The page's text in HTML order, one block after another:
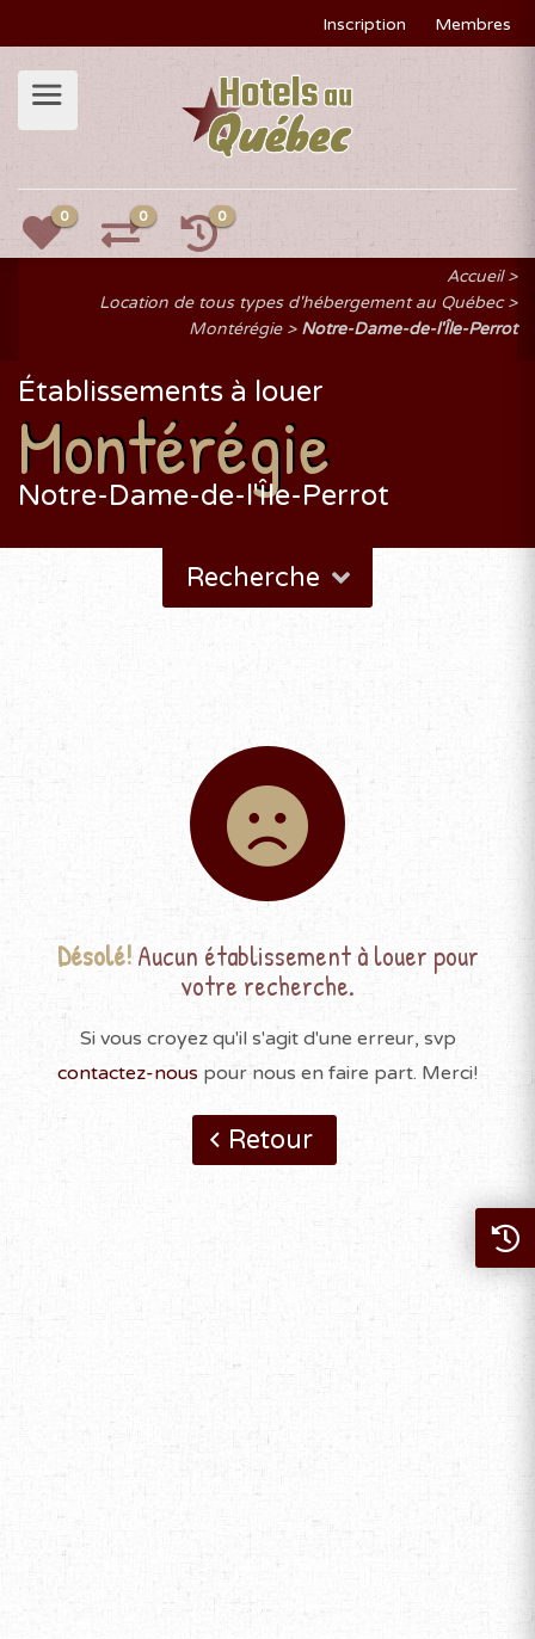
Inscription Membres
0 0 0
Accueil
Location de tous types d'hébergement au Québec
Montérégie
Notre-Dame-de-l'Île-Perrot
Établissements à louer
Montérégie
Notre-Dame-de-l'Île-Perrot
Recherche
Désolé!Aucun établissement à louer pour
votre recherche.
Si vous croyez qu'il s'agit d'une erreur, svp
contactez-nous pour nous en faire part. Merci!
Retour